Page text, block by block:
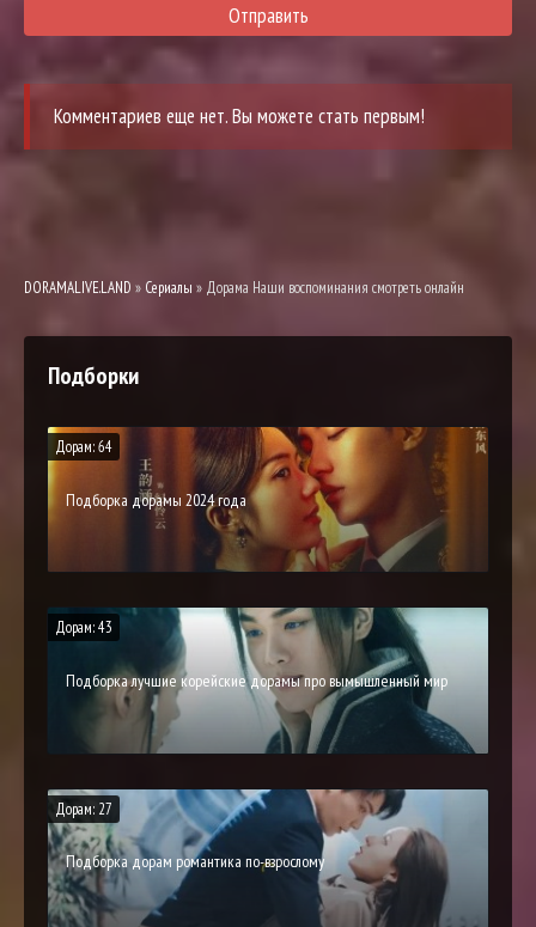
Отправить
Комментариев еще нет. Вы можете стать первым!
DORAMALIVE.LAND » Сериалы » Дорама Наши воспоминания смотреть онлайн
Подборки
Дорам: 64
Подборка дорамы 2024 года
Дорам: 43
Подборка лучшие корейские дорамы про вымышленный мир
Дорам: 27
Подборка дорам романтика по-взрослому